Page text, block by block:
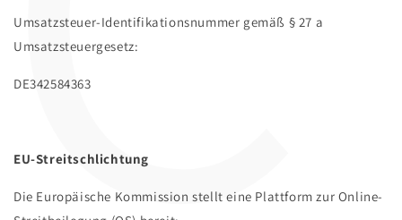
Umsatzsteuer-Identifikationsnummer gemäß § 27 a
Umsatzsteuergesetz:
DE342584363
EU-Streitschlichtung
Die Europäische Kommission stellt eine Plattform zur Online-